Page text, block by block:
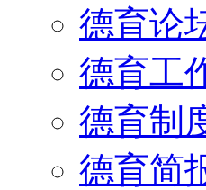
德育论
德育工
德育制
德育简